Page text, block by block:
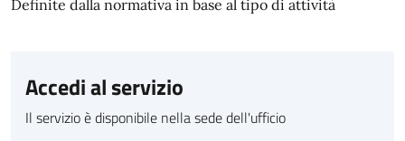
Definite dalla normativa in base al tipo di attività
Accedi al servizio
Il servizio è disponibile nella sede dell'ufficio